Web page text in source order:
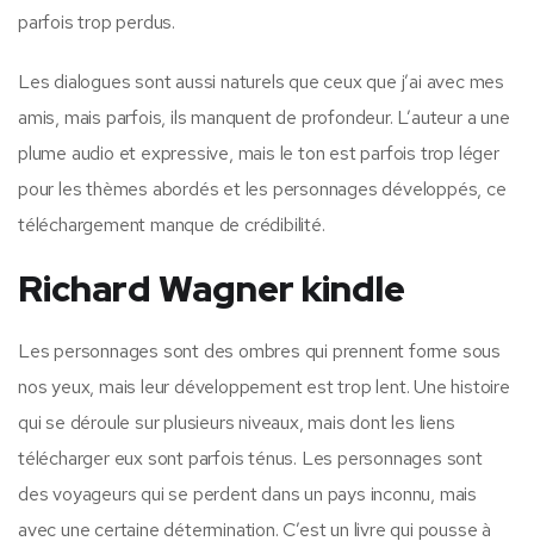
parfois trop perdus.
Les dialogues sont aussi naturels que ceux que j’ai avec mes
amis, mais parfois, ils manquent de profondeur. L’auteur a une
plume audio et expressive, mais le ton est parfois trop léger
pour les thèmes abordés et les personnages développés, ce
téléchargement manque de crédibilité.
Richard Wagner kindle
Les personnages sont des ombres qui prennent forme sous
nos yeux, mais leur développement est trop lent. Une histoire
qui se déroule sur plusieurs niveaux, mais dont les liens
télécharger eux sont parfois ténus. Les personnages sont
des voyageurs qui se perdent dans un pays inconnu, mais
avec une certaine détermination. C’est un livre qui pousse à